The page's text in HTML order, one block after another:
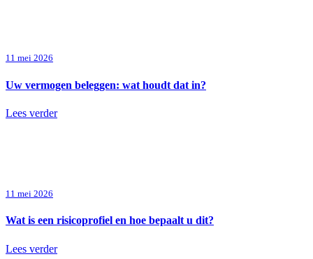
11 mei 2026
Uw vermogen beleggen: wat houdt dat in?
Lees verder
11 mei 2026
Wat is een risicoprofiel en hoe bepaalt u dit?
Lees verder